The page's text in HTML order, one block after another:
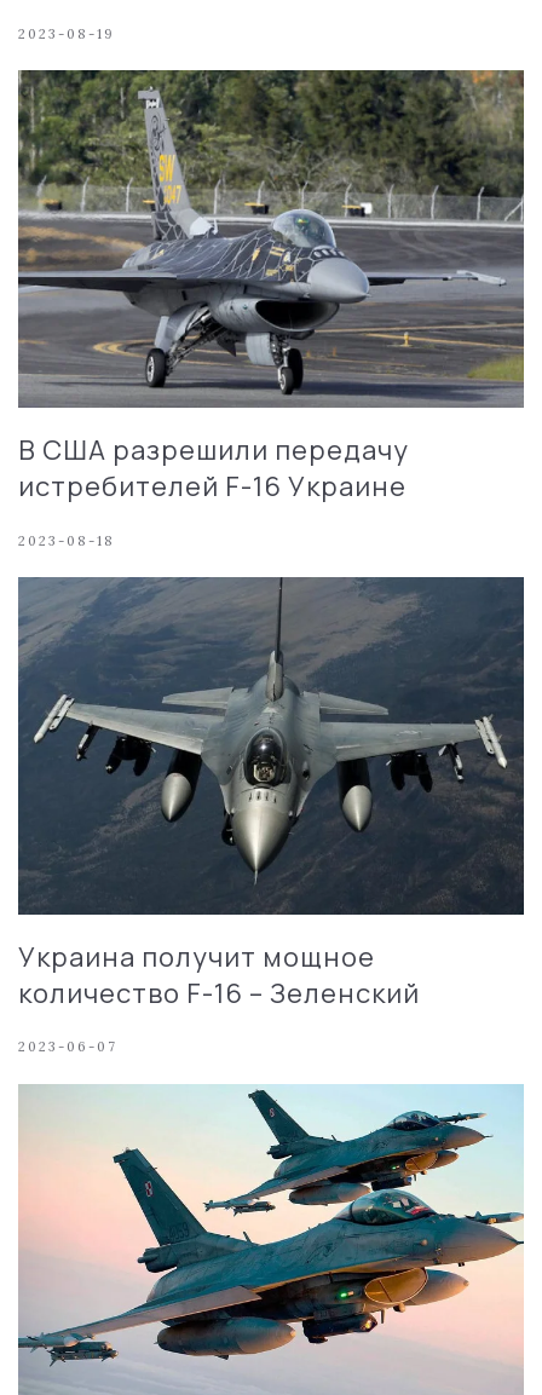
2023-08-19
В США разрешили передачу
истребителей F-16 Украине
2023-08-18
Украина получит мощное
количество F-16 – Зеленский
2023-06-07